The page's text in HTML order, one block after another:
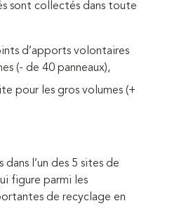
sont collectés dans toute
d’apports volontaires
(- de 40 panneaux),
pour les gros volumes (+
dans l’un des 5 sites de
figure parmi les
de recyclage en